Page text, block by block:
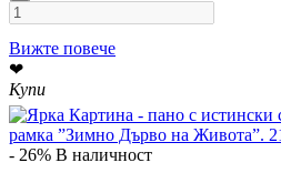
Вижте повече
❤
Купи
- 26% В наличност